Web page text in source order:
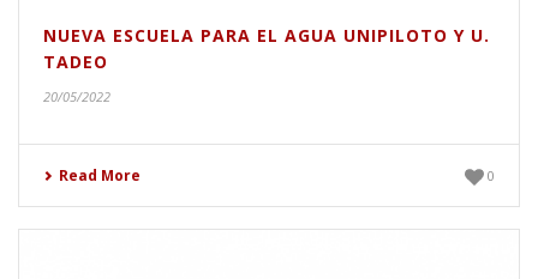
NUEVA ESCUELA PARA EL AGUA UNIPILOTO Y U.
TADEO
20/05/2022
Read More 0